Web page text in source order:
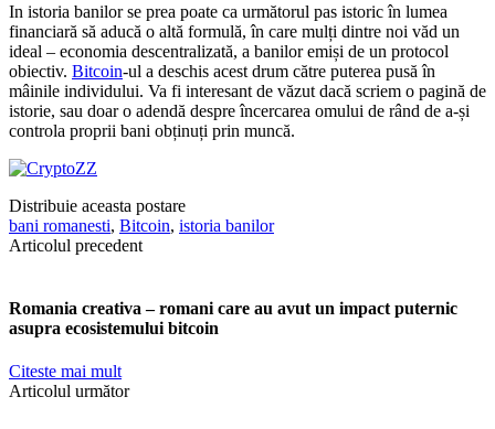
In istoria banilor se prea poate ca următorul pas istoric în lumea
financiară să aducă o altă formulă, în care mulți dintre noi văd un
ideal – economia descentralizată, a banilor emiși de un protocol
obiectiv. Bitcoin-ul a deschis acest drum către puterea pusă în
mâinile individului. Va fi interesant de văzut dacă scriem o pagină de
istorie, sau doar o adendă despre încercarea omului de rând de a-și
controla proprii bani obținuți prin muncă.
Distribuie aceasta postare
bani romanesti, Bitcoin, istoria banilor
Articolul precedent
Romania creativa – romani care au avut un impact puternic
asupra ecosistemului bitcoin
Citeste mai mult
Articolul următor